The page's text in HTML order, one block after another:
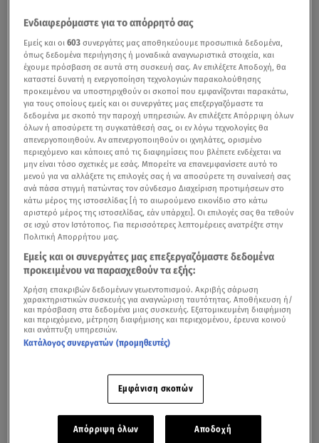
Με απόλυτη επιτυχία και λάμψη έγινε το
για 14η συνεχόμενη χρονιά στο Κλειστό Γήπεδο Παλαιού
Φαλήρου, Tae Kwon Do.
Ενδιαφερόμαστε για το απόρρητό σας
Εμείς και οι603 συνεργάτες μας αποθηκεύουμε προσωπικά δεδομένα,
όπως δεδομένα περιήγησης ή μοναδικά αναγνωριστικά στοιχεία, και
έχουμε πρόσβαση σε αυτά στη συσκευή σας. Αν επιλέξετε Αποδοχή, θα
καταστεί δυνατή η ενεργοποίηση τεχνολογιών παρακολούθησης
προκειμένου να υποστηριχθούν οι σκοποί που εμφανίζονται παρακάτω,
για τους οποίους εμείς και οι συνεργάτες μας επεξεργαζόμαστε τα
δεδομένα με σκοπό την παροχή υπηρεσιών. Αν επιλέξετε Απόρριψη όλων
όλων ή αποσύρετε τη συγκατάθεσή σας, οι εν λόγω τεχνολογίες θα
απενεργοποιηθούν. Αν απενεργοποιηθούν οι ιχνηλάτες, ορισμένο
περιεχόμενο και κάποιες από τις διαφημίσεις που βλέπετε ενδέχεται να
μην είναι τόσο σχετικές με εσάς. Μπορείτε να επανεμφανίσετε αυτό το
μενού για να αλλάξετε τις επιλογές σας ή να αποσύρετε τη συναίνεσή σας
ανά πάσα στιγμή πατώντας τον σύνδεσμο Διαχείριση προτιμήσεων στο
κάτω μέρος της ιστοσελίδας [ή το αιωρούμενο εικονίδιο στο κάτω
αριστερό μέρος της ιστοσελίδας, εάν υπάρχει]. Οι επιλογές σας θα τεθούν
σε ισχύ στον Ιστότοπος. Για περισσότερες λεπτομέρειες ανατρέξτε στην
Πολιτική Απορρήτου μας.
Εμείς και οι συνεργάτες μας επεξεργαζόμαστε δεδομένα
προκειμένου να παρασχεθούν τα εξής:
Χρήση επακριβών δεδομένων γεωεντοπισμού. Ακριβής σάρωση
χαρακτηριστικών συσκευής για αναγνώριση ταυτότητας. Αποθήκευση ή/
και πρόσβαση στα δεδομένα μιας συσκευής. Εξατομικευμένη διαφήμιση
και περιεχόμενο, μέτρηση διαφήμισης και περιεχομένου, έρευνα κοινού
και ανάπτυξη υπηρεσιών.
Κατάλογος συνεργατών (προμηθευτές)
Εμφάνιση σκοπών
Απόρριψη όλων Αποδοχή